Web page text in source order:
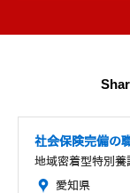
社会保険完備の
地域密着型特別
愛知県